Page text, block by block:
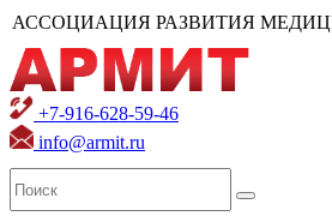
АССОЦИАЦИЯ РАЗВИТИЯ
+7-916-628-59-46
info@armit.ru